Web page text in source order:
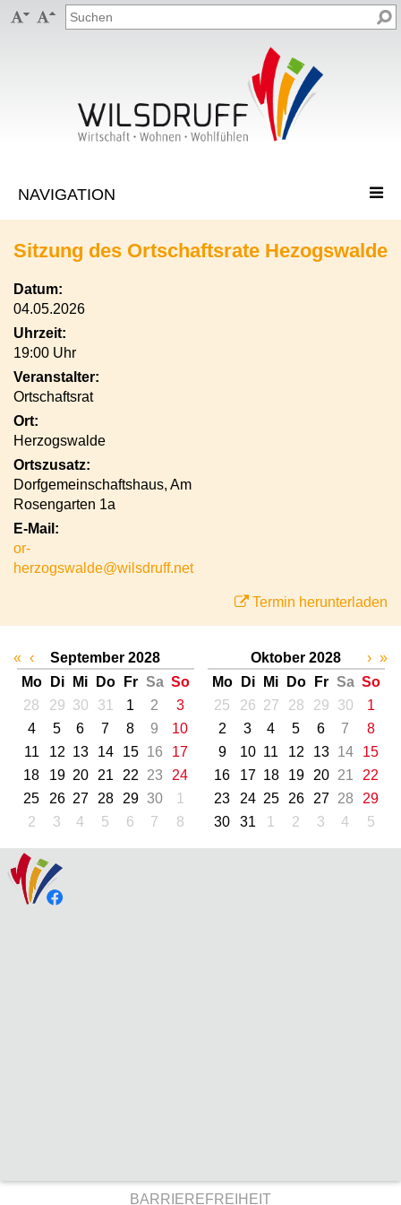
 
Sitzung des Ortschaftsrate Hezogswalde
Datum:
04.05.2026
Uhrzeit:
19:00 Uhr
Veranstalter:
Ortschaftsrat
Ort:
Herzogswalde
Ortszusatz:
Dorfgemeinschaftshaus, Am
Rosengarten 1a
E-Mail:
or-
herzogswalde@wilsdruff.net
Termin herunterladen
« ‹
September 2028
Mo
Di Mi Do Fr Sa So
28
29 30 31 1 2
3
4
5 6 7 8 9
10
11
12 13 14 15 16
17
18
19 20 21 22 23
24
25
26 27 28 29 30
1
2
3 4 5 6 7 8
Oktober 2028
Mo
Di Mi Do Fr Sa So
25
26 27 28 29 30
1
2
3 4 5 6 7
8
9
10 11 12 13 14
15
16
17 18 19 20 21
22
23
24 25 26 27 28
29
30
31 1 2 3 4 5
› »
BARRIEREFREIHEIT